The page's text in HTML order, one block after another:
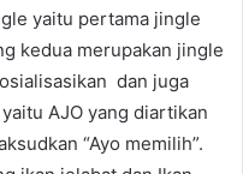
yaitu pertama jingle
kedua merupakan jingle
dan juga
AJO yang diartikan
“Ayo memilih”.